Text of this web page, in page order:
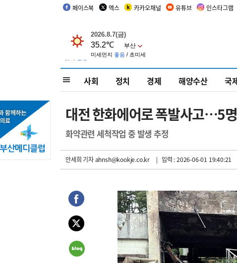
페이스북 엑스 카카오채널 유튜브 인스타그램
사회 정치 경제 해양수산 국
대전 한화에어로 폭발사고…5
화약관련 세척작업 중 발생 추정
안세희 기자ahnsh@kookje.co.kr | 입력 : 2026-06-01 19:40:21